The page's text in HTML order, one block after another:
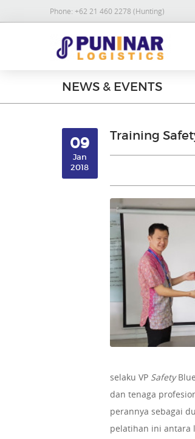
Phone: +62 21 460 2278 (Hunting)
NEWS & EVENTS
09
Jan
2018
Training
selaku VP Safety
dan tenaga
perannya sebagai
pelatihan ini antara